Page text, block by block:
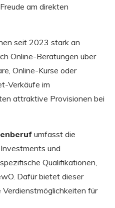
am direkten
seit 2023 stark an
Online-Beratungen über
Online-Kurse oder
Verkäufe im
attraktive Provisionen bei
umfasst die
und
Qualifikationen,
Dafür bietet dieser
für